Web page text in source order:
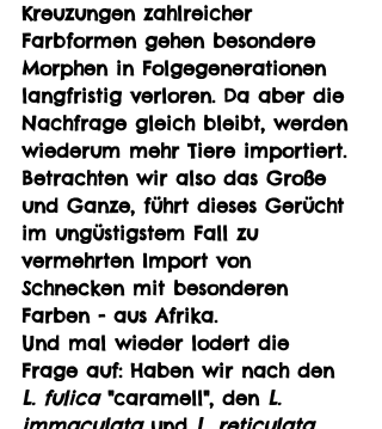
Kreuzungen zahlreicher
Farbformen gehen besondere
Morphen in Folgegenerationen
langfristig verloren. Da aber die
Nachfrage gleich bleibt, werden
wiederum mehr Tiere importiert.
Betrachten wir also das Große
und Ganze, führt dieses Gerücht
im ungüstigstem Fall zu
vermehrten Import von
Schnecken mit besonderen
Farben - aus Afrika.
Und mal wieder lodert die
Frage auf: Haben wir nach den
L. fulica "caramell", den L.